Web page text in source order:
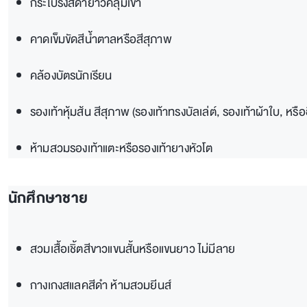
คาดเข็มขัดสีน้ำตาลหรือสีสุภาพ
คล้องบัตรนักเรียน
รองเท้าหุ้มส้น สีสุภาพ (รองเท้าทรงบัลเล่ต์, รองเท้าผ้าใบ, หรื
ห้ามสวมรองเท้าแตะหรือรองเท้ายางหัวโต
นักศึกษาชาย
สวมเสื้อเชิ้ตสีขาวแขนสั้นหรือแขนยาว ไม่มีลาย
กางเกงสแลคสีดำ ห้ามสวมยีนส์